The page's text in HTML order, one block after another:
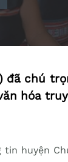
đã chú
hóa
tin huyện